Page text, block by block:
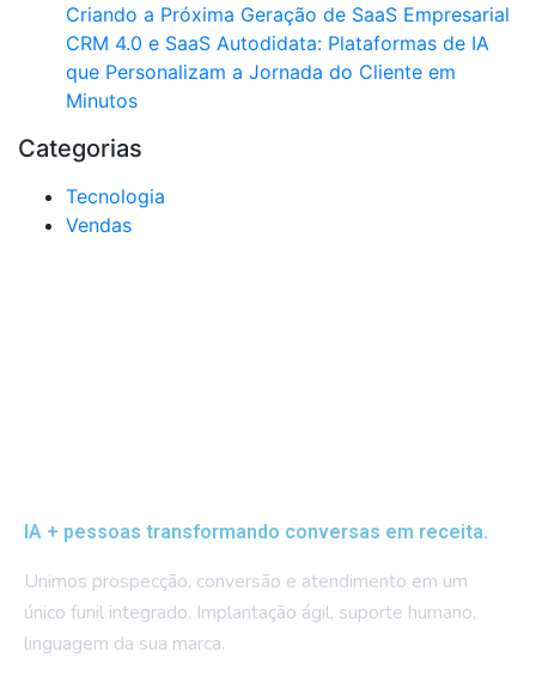
Criando a Próxima Geração de SaaS Empresarial
CRM 4.0 e SaaS Autodidata: Plataformas de IA
que Personalizam a Jornada do Cliente em
Minutos
Categorias
Tecnologia
Vendas
IA + pessoas transformando conversas em receita.
Unimos prospecção, conversão e atendimento em um
único funil integrado. Implantação ágil, suporte humano,
linguagem da sua marca.